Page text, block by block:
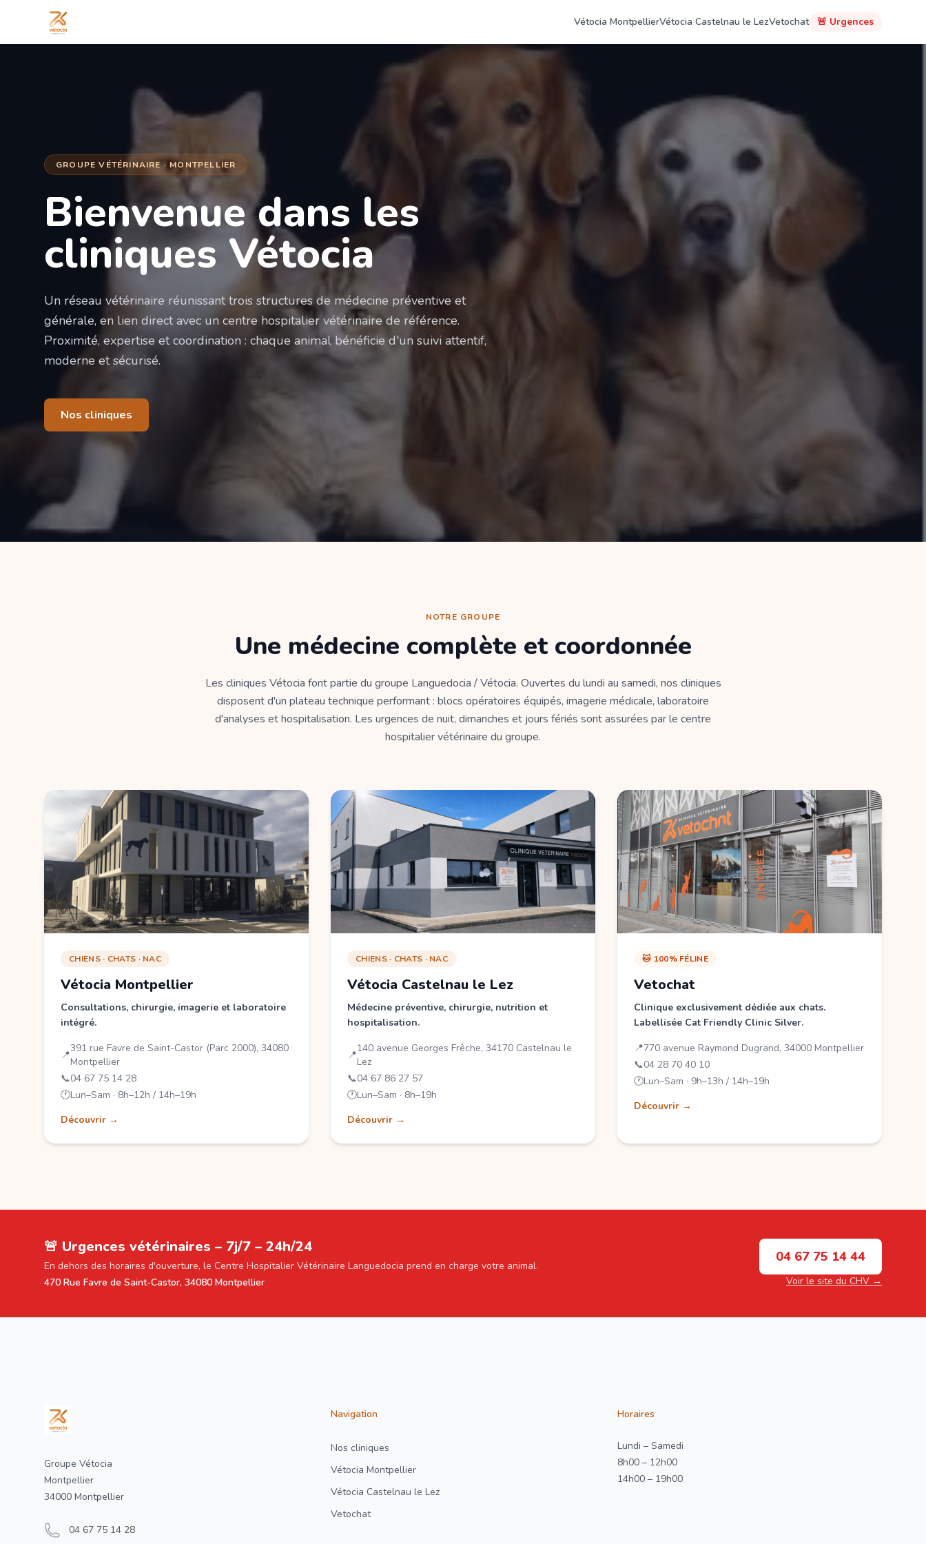
Vétocia MontpellierVétocia Castelnau le LezVetochat 🚨 Urgences
GROUPE VÉTÉRINAIRE · MONTPELLIER
Bienvenue dans les
cliniques Vétocia
Un réseau vétérinaire réunissant trois structures de médecine préventive et
générale, en lien direct avec un centre hospitalier vétérinaire de référence.
Proximité, expertise et coordination : chaque animal bénéficie d'un suivi attentif,
moderne et sécurisé.
Nos cliniques
NOTRE GROUPE
Une médecine complète et coordonnée
Les cliniques Vétocia font partie du groupe Languedocia / Vétocia. Ouvertes du lundi au samedi, nos cliniques
disposent d'un plateau technique performant : blocs opératoires équipés, imagerie médicale, laboratoire
d'analyses et hospitalisation. Les urgences de nuit, dimanches et jours fériés sont assurées par le centre
hospitalier vétérinaire du groupe.
CHIENS · CHATS · NAC
Vétocia Montpellier
Consultations, chirurgie, imagerie et laboratoire
intégré.
📍
391 rue Favre de Saint-Castor (Parc 2000), 34080
Montpellier
📞04 67 75 14 28
🕐Lun–Sam · 8h–12h / 14h–19h
Découvrir →
CHIENS · CHATS · NAC
Vétocia Castelnau le Lez
Médecine préventive, chirurgie, nutrition et
hospitalisation.
📍
140 avenue Georges Frêche, 34170 Castelnau le
Lez
📞04 67 86 27 57
🕐Lun–Sam · 8h–19h
Découvrir →
🐱 100% FÉLINE
Vetochat
Clinique exclusivement dédiée aux chats.
Labellisée Cat Friendly Clinic Silver.
📍770 avenue Raymond Dugrand, 34000 Montpellier
📞04 28 70 40 10
🕐Lun–Sam · 9h–13h / 14h–19h
Découvrir →
🚨 Urgences vétérinaires – 7j/7 – 24h/24
En dehors des horaires d'ouverture, le Centre Hospitalier Vétérinaire Languedocia prend en charge votre animal.
470 Rue Favre de Saint-Castor, 34080 Montpellier
04 67 75 14 44
Voir le site du CHV →
Groupe Vétocia
Montpellier
34000 Montpellier
04 67 75 14 28
Navigation
Nos cliniques
Vétocia Montpellier
Vétocia Castelnau le Lez
Vetochat
Horaires
Lundi – Samedi
8h00 – 12h00
14h00 – 19h00